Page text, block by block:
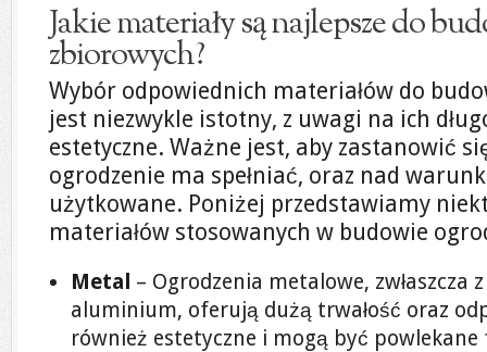
Jakie materiały są najlepsze do
zbiorowych?
Wybór odpowiednich materiałów do
jest niezwykle istotny, z uwagi na ich
estetyczne. Ważne jest, aby zastanowić
ogrodzenie ma spełniać, oraz nad
użytkowane. Poniżej przedstawiamy
materiałów stosowanych w budowie
Metal – Ogrodzenia metalowe, zwłaszcza
aluminium, oferują dużą trwałość oraz
również estetyczne i mogą być